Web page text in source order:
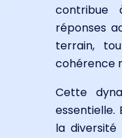
contribue
réponses
terrain,
cohérence
Cette
essentielle.
la diversité